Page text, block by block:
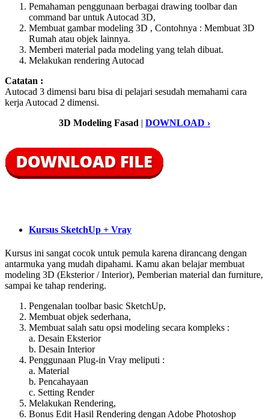
Pemahaman penggunaan berbagai drawing toolbar dan
command bar untuk Autocad 3D,
Membuat gambar modeling 3D , Contohnya : Membuat 3D
Rumah atau objek lainnya.
Memberi material pada modeling yang telah dibuat.
Melakukan rendering Autocad
Catatan :
Autocad 3 dimensi baru bisa di pelajari sesudah memahami cara
kerja Autocad 2 dimensi.
3D Modeling Fasad | DOWNLOAD ›
Kursus SketchUp + Vray
Kursus ini sangat cocok untuk pemula karena dirancang dengan
antarmuka yang mudah dipahami. Kamu akan belajar membuat
modeling 3D (Eksterior / Interior), Pemberian material dan furniture,
sampai ke tahap rendering.
Pengenalan toolbar basic SketchUp,
Membuat objek sederhana,
Membuat salah satu opsi modeling secara kompleks :
a. Desain Eksterior
b. Desain Interior
Penggunaan Plug-in Vray meliputi :
a. Material
b. Pencahayaan
c. Setting Render
Melakukan Rendering,
Bonus Edit Hasil Rendering dengan Adobe Photoshop